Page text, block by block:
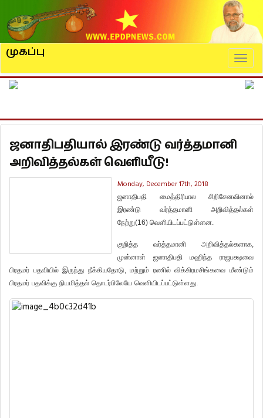
முகப்பு
ஜனாதிபதியால் இரண்டு வர்த்தமானி
அறிவித்தல்கள் வெளியீடு!
Monday, December 17th, 2018
ஜனாதிபதி மைத்திரிபால
சிறிசேனவினால்
இரண்டு
வர்த்தமானி
அறிவித்தல்கள்
நேற்று(16) வெளியிடப்பட்டுள்ளன.
குறித்த வர்த்தமானி அறிவித்தல்களாக,
முன்னாள்
ஜனாதிபதி மஹிந்த
ராஜபக்ஷவை
பிரதமர் பதவியில் இருந்து நீக்கியதோடு, மற்றும் ரணில் விக்கிரமசிங்கவை மீண்டும்
பிரதமர் பதவிக்கு நியமித்தல் தொடர்பிலேயே வெளியிடப்பட்டுள்ளது.